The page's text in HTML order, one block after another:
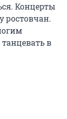
Концерты
ростовчан.
в